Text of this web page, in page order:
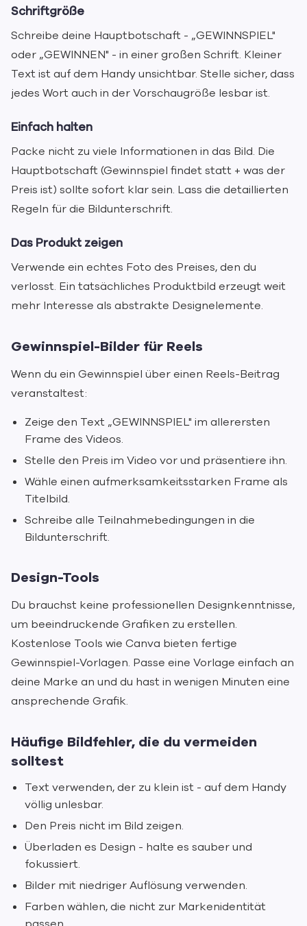
Schriftgröße
Schreibe deine Hauptbotschaft - „GEWINNSPIEL"
oder „GEWINNEN" - in einer großen Schrift. Kleiner
Text ist auf dem Handy unsichtbar. Stelle sicher, dass
jedes Wort auch in der Vorschaugröße lesbar ist.
Einfach halten
Packe nicht zu viele Informationen in das Bild. Die
Hauptbotschaft (Gewinnspiel findet statt + was der
Preis ist) sollte sofort klar sein. Lass die detaillierten
Regeln für die Bildunterschrift.
Das Produkt zeigen
Verwende ein echtes Foto des Preises, den du
verlosst. Ein tatsächliches Produktbild erzeugt weit
mehr Interesse als abstrakte Designelemente.
Gewinnspiel-Bilder für Reels
Wenn du ein Gewinnspiel über einen Reels-Beitrag
veranstaltest:
Zeige den Text „GEWINNSPIEL" im allerersten
Frame des Videos.
Stelle den Preis im Video vor und präsentiere ihn.
Wähle einen aufmerksamkeitsstarken Frame als
Titelbild.
Schreibe alle Teilnahmebedingungen in die
Bildunterschrift.
Design-Tools
Du brauchst keine professionellen Designkenntnisse,
um beeindruckende Grafiken zu erstellen.
Kostenlose Tools wie Canva bieten fertige
Gewinnspiel-Vorlagen. Passe eine Vorlage einfach an
deine Marke an und du hast in wenigen Minuten eine
ansprechende Grafik.
Häufige Bildfehler, die du vermeiden
solltest
Text verwenden, der zu klein ist - auf dem Handy
völlig unlesbar.
Den Preis nicht im Bild zeigen.
Überladen es Design - halte es sauber und
fokussiert.
Bilder mit niedriger Auflösung verwenden.
Farben wählen, die nicht zur Markenidentität